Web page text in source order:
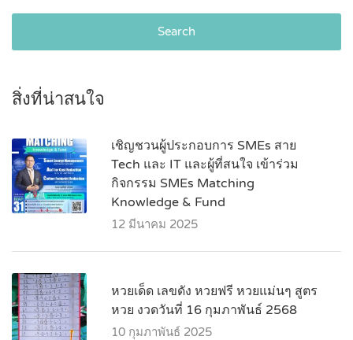
Search
สิ่งที่น่าสนใจ
เชิญชวนผู้ประกอบการ SMEs สาย
Tech และ IT และผู้ที่สนใจ เข้าร่วม
กิจกรรม SMEs Matching
Knowledge & Fund
12 มีนาคม 2025
หวยเด็ด เลขดัง หวยฟรี หวยแม่นๆ สูตร
หวย งวดวันที่ 16 กุมภาพันธ์ 2568
10 กุมภาพันธ์ 2025